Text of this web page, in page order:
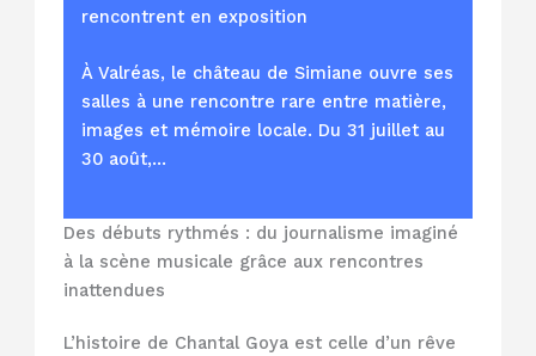
rencontrent en exposition
À Valréas, le château de Simiane ouvre ses
salles à une rencontre rare entre matière,
images et mémoire locale. Du 31 juillet au
30 août,…
Des débuts rythmés : du journalisme imaginé
à la scène musicale grâce aux rencontres
inattendues
L’histoire de Chantal Goya est celle d’un rêve